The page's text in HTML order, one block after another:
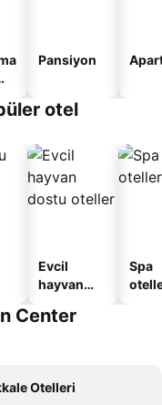
Pansiyon
otel
Evcil
hayvan
oteller
Spa
Center
Otelleri